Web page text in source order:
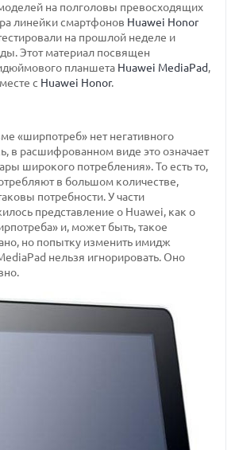
на полголовы превосходящих
линейки смартфонов Huawei Honor
на прошлой неделе и
Этот материал посвящен
планшета Huawei MediaPad,
с Huawei Honor.
«ширпотреб» нет негативного
в расшифрованном виде это означает
широкого потребления». То есть то,
в большом количестве,
потребности. У части
представление о Huawei, как о
и, может быть, такое
но попытку изменить имидж
нельзя игнорировать. Оно